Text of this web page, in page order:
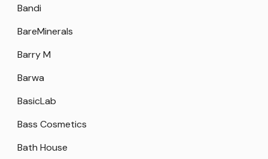
Bandi
BareMinerals
Barry M
Barwa
BasicLab
Bass Cosmetics
Bath House